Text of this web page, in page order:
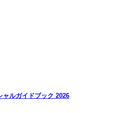
ルガイドブック 2026